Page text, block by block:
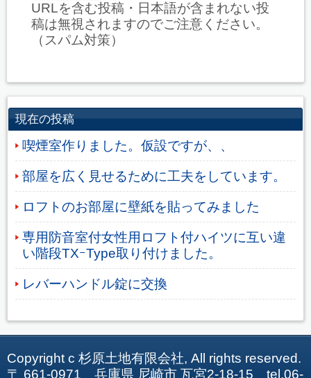
URLを含む投稿・日本語が含まれない投
稿は無視されますのでご注意ください。
（スパム対策）
現在の投稿
喫煙室作りました。仮設ですが、、
部屋を広く見せるために工夫をしています。
ロフトのお部屋に壁紙を貼ってみました
専用防音室付女性用ロフト付ハイツに互い違
い階段TXｰType取り付けました。
レバーハンドル錠に交換
Copyright c 杉原土地有限会社, All rights reserved.
〒 661-0971 兵庫県 尼崎市 瓦宮2-18-15 tel.06-